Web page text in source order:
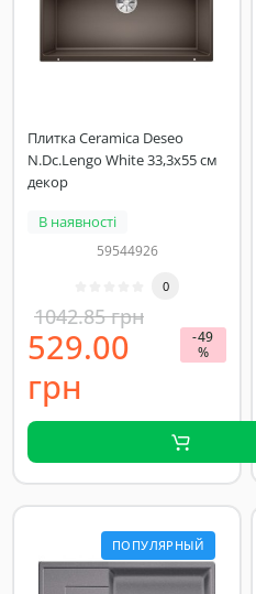
Плитка Ceramica Deseo
N.Dc.Lengo White 33,3x55 см
декор
В наявності
59544926
0
1042.85 грн
-49
%
529.00
грн
ПОПУЛЯРНЫЙ